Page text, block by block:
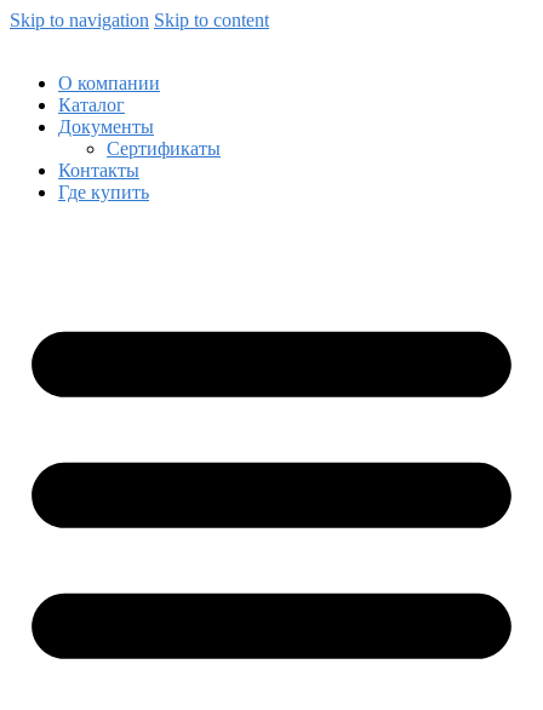
Skip to navigation Skip to content
О компании
Каталог
Документы
Сертификаты
Контакты
Где купить